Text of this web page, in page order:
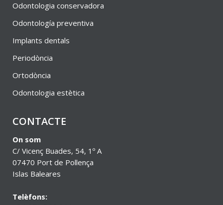
Odontologia conservadora
Odontología preventiva
Implants dentals
Periodòncia
Ortodòncia
Odontologia estètica
CONTACTE
On som
C/ Vicenç Buades, 54, 1º A
07470 Port de Pollença
Islas Baleares
Telèfons: